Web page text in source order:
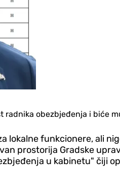
obezbjeđenja i biće
lokalne funkcionere, ali
prostorija Gradske
u kabinetu" čiji